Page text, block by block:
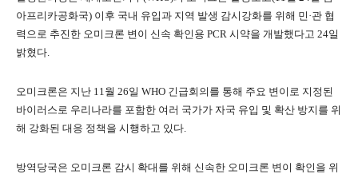
아프리카공화국) 이후 국내 유입과 지역 발생 감시강화를 위해 민·관 협
력으로 추진한 오미크론 변이 신속 확인용 PCR 시약을 개발했다고 24일
밝혔다.
오미크론은 지난 11월 26일 WHO 긴급회의를 통해 주요 변이로 지정된
바이러스로 우리나라를 포함한 여러 국가가 자국 유입 및 확산 방지를 위
해 강화된 대응 정책을 시행하고 있다.
방역당국은 오미크론 감시 확대를 위해 신속한 오미크론 변이 확인을 위